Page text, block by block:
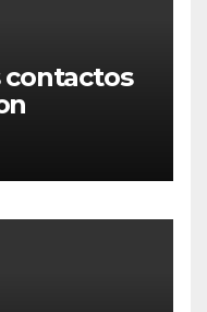
contactos
socio
de